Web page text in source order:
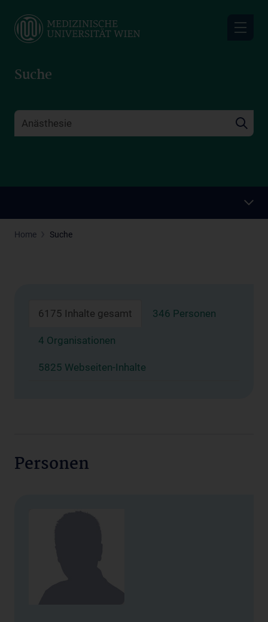
main
Suche
Home Suche
6175 Inhalte gesamt 346 Personen
4 Organisationen
5825 Webseiten-Inhalte
Personen